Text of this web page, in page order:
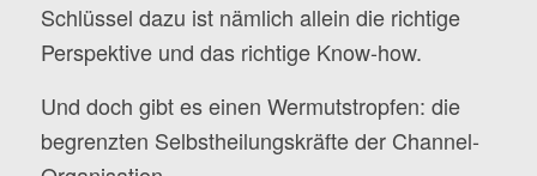
Schlüssel dazu ist nämlich allein die richtige
Perspektive und das richtige Know-how.
Und doch gibt es einen Wermutstropfen: die
begrenzten Selbstheilungskräfte der Channel-